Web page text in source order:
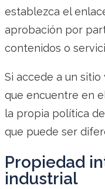
establezca el
aprobación por
contenidos o
Si accede a un
que encuentre en
la propia política
que puede ser
Propiedad
industrial